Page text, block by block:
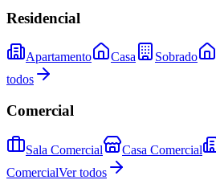
Residencial
Apartamento Casa Sobrado
todos
Comercial
Sala Comercial Casa Comercial
ComercialVer todos